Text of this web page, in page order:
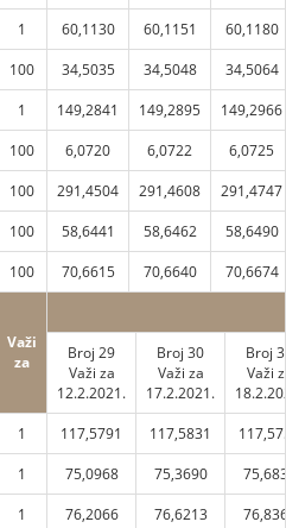
1 60,1130 60,1151
60,1180
100 34,5035 34,5048
34,5064
1 149,2841 149,2895
149,2966
100 6,0720 6,0722
6,0725
100 291,4504 291,4608
291,4747
100 58,6441 58,6462
58,6490
100 70,6615 70,6640 70,6674
Važi
za
Broj 29
Važi za
12.2.2021.
Broj 30
Važi za
17.2.2021.
Broj
Važi
1 117,5791 117,5831
1 75,0968 75,3690
1 76,2066 76,6213